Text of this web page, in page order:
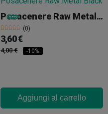
Posacenere Raw Metal Black
(0)
3,60 €
4,00 € -10%
Aggiungi al carrello